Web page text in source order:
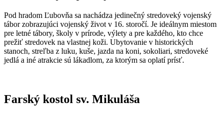
Pod hradom Ľubovňa sa nachádza jedinečný stredoveký vojenský
tábor zobrazujúci vojenský život v 16. storočí. Je ideálnym miestom
pre letné tábory, školy v prírode, výlety a pre každého, kto chce
prežiť stredovek na vlastnej koži. Ubytovanie v historických
stanoch, streľba z luku, kuše, jazda na koni, sokoliari, stredoveké
jedlá a iné atrakcie sú lákadlom, za ktorým sa oplatí prísť.
Farský kostol sv. Mikuláša